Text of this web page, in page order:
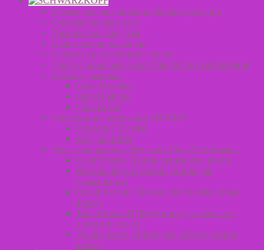
Краска для окрашивания бровей и ресниц
Оксиданты для волос
Химические средства
Осветлители для волос
Средства для стайлинга волос
Профессиональные средства после окрашивания
Краски для волос
Igora Absolutes
Igora Highlifts
Igora Royal
Продукция для мужчин 3D MEN
Стайлинг 3D Men
Уход 3D MEN
Уход за волосами – Bonacure Clean Performance
Color Freeze (Линия для защиты цвета)
Moisture Kick Glycerol (Линия для
увлажнения)
Repair Rescue (Линия для поврежденных
волос)
Time Restore Q10+ (Линия для зрелых и
длинных волос)
Volume Boost (Линия для объема тонких
волос)